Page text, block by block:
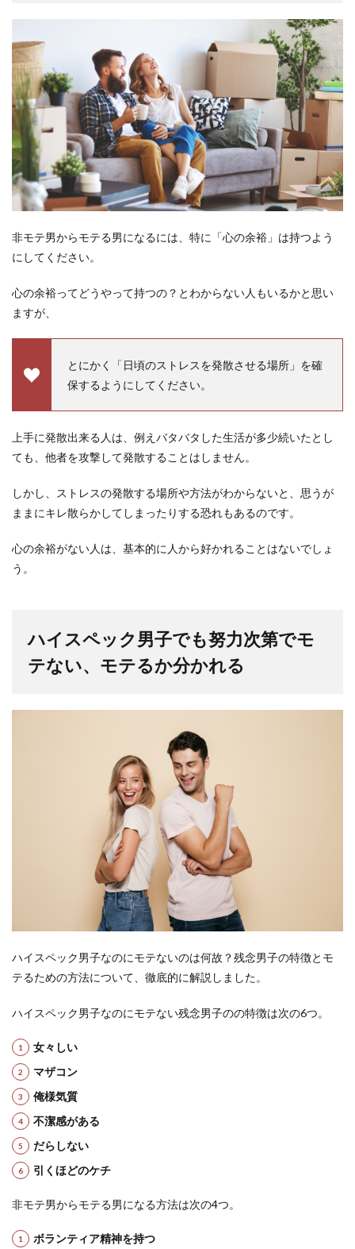
非モテ男からモテる男になるには、特に「心の余裕」は持つよう
にしてください。
心の余裕ってどうやって持つの？とわからない人もいるかと思い
ますが、
とにかく「日頃のストレスを発散させる場所」を確
保するようにしてください。
上手に発散出来る人は、例えバタバタした生活が多少続いたとし
ても、他者を攻撃して発散することはしません。
しかし、ストレスの発散する場所や方法がわからないと、思うが
ままにキレ散らかしてしまったりする恐れもあるのです。
心の余裕がない人は、基本的に人から好かれることはないでしょ
う。
ハイスペック男子でも努力次第でモ
テない、モテるか分かれる
ハイスペック男子なのにモテないのは何故？残念男子の特徴とモ
テるための方法について、徹底的に解説しました。
ハイスペック男子なのにモテない残念男子のの特徴は次の6つ。
女々しい
マザコン
俺様気質
不潔感がある
だらしない
引くほどのケチ
非モテ男からモテる男になる方法は次の4つ。
ボランティア精神を持つ